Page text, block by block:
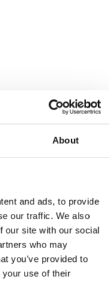
About
and ads, to provide
our traffic. We also
our site with our social
who may
you’ve provided to
your use of their
või ei vasta kirjeldusele